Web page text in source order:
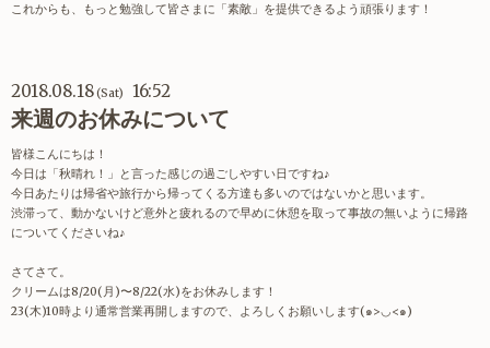
これからも、もっと勉強して皆さまに「素敵」を提供できるよう頑張ります！
2018.08.18(Sat) 16:52
来週のお休みについて
皆様こんにちは！
今日は「秋晴れ！」と言った感じの過ごしやすい日ですね♪
今日あたりは帰省や旅行から帰ってくる方達も多いのではないかと思います。
渋滞って、動かないけど意外と疲れるので早めに休憩を取って事故の無いように帰路
についてくださいね♪
さてさて。
クリームは8/20(月)〜8/22(水)をお休みします！
23(木)10時より通常営業再開しますので、よろしくお願いします(๑>◡<๑)